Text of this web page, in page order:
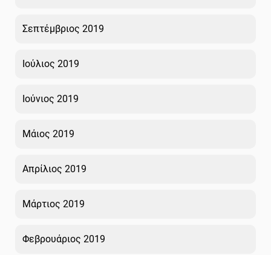
Σεπτέμβριος 2019
Ιούλιος 2019
Ιούνιος 2019
Μάιος 2019
Απρίλιος 2019
Μάρτιος 2019
Φεβρουάριος 2019